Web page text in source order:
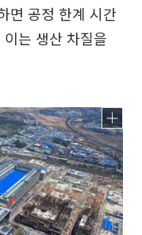
면 공정 한계 시간
는 생산 차질을